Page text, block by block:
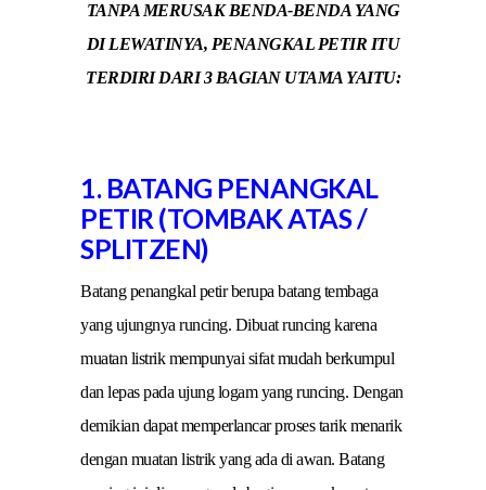
TANPA MERUSAK BENDA-BENDA YANG
DI LEWATINYA, PENANGKAL PETIR ITU
TERDIRI DARI 3 BAGIAN UTAMA YAITU:
1. BATANG PENANGKAL
PETIR (TOMBAK ATAS /
SPLITZEN)
Batang penangkal petir berupa batang tembaga
yang ujungnya runcing. Dibuat runcing karena
muatan listrik mempunyai sifat mudah berkumpul
dan lepas pada ujung logam yang runcing. Dengan
demikian dapat memperlancar proses tarik menarik
dengan muatan listrik yang ada di awan. Batang